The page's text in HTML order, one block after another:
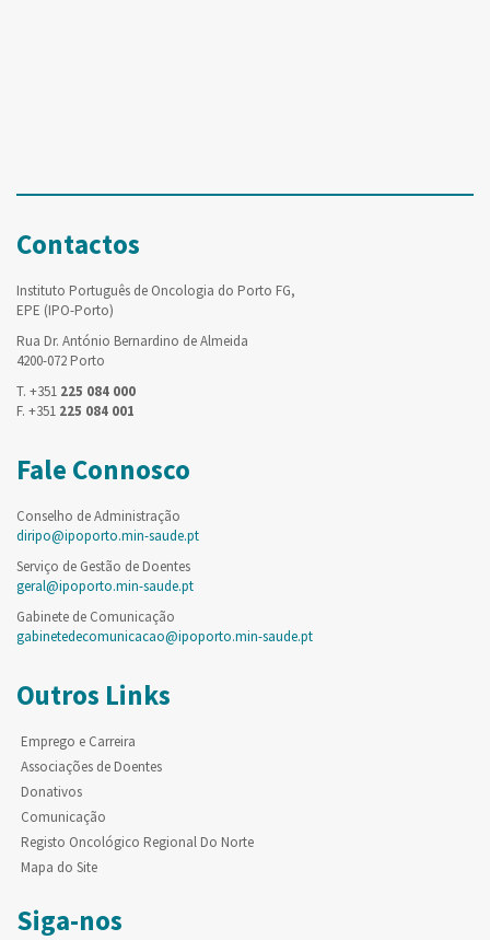
Contactos
Instituto Português de Oncologia do Porto FG,
EPE (IPO-Porto)
Rua Dr. António Bernardino de Almeida
4200-072 Porto
T. +351 225 084 000
F. +351 225 084 001
Fale Connosco
Conselho de Administração
diripo@ipoporto.min-saude.pt
Serviço de Gestão de Doentes
geral@ipoporto.min-saude.pt
Gabinete de Comunicação
gabinetedecomunicacao@ipoporto.min-saude.pt
Outros Links
Emprego e Carreira
Associações de Doentes
Donativos
Comunicação
Registo Oncológico Regional Do Norte
Mapa do Site
Siga-nos